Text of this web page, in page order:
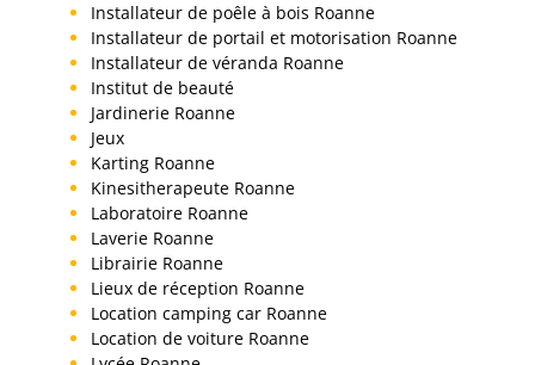
Installateur de poêle à bois Roanne
Installateur de portail et motorisation Roanne
Installateur de véranda Roanne
Institut de beauté
Jardinerie Roanne
Jeux
Karting Roanne
Kinesitherapeute Roanne
Laboratoire Roanne
Laverie Roanne
Librairie Roanne
Lieux de réception Roanne
Location camping car Roanne
Location de voiture Roanne